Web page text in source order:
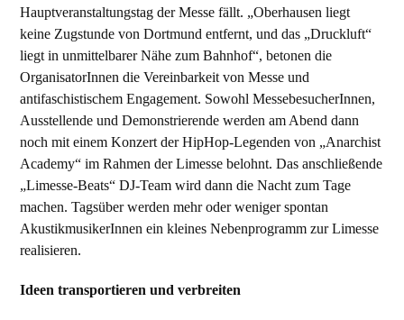
Hauptveranstaltungstag der Messe fällt. „Oberhausen liegt
keine Zugstunde von Dortmund entfernt, und das „Druckluft“
liegt in unmittelbarer Nähe zum Bahnhof“, betonen die
OrganisatorInnen die Vereinbarkeit von Messe und
antifaschistischem Engagement. Sowohl MessebesucherInnen,
Ausstellende und Demonstrierende werden am Abend dann
noch mit einem Konzert der HipHop-Legenden von „Anarchist
Academy“ im Rahmen der Limesse belohnt. Das anschließende
„Limesse-Beats“ DJ-Team wird dann die Nacht zum Tage
machen. Tagsüber werden mehr oder weniger spontan
AkustikmusikerInnen ein kleines Nebenprogramm zur Limesse
realisieren.
Ideen transportieren und verbreiten